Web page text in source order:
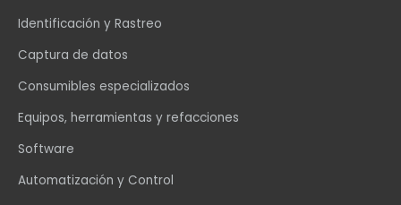
Identificación y Rastreo
Captura de datos
Consumibles especializados
Equipos, herramientas y refacciones
Software
Automatización y Control